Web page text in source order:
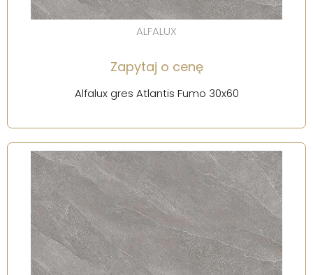
ALFALUX
Zapytaj o cenę
Alfalux gres Atlantis Fumo 30x60